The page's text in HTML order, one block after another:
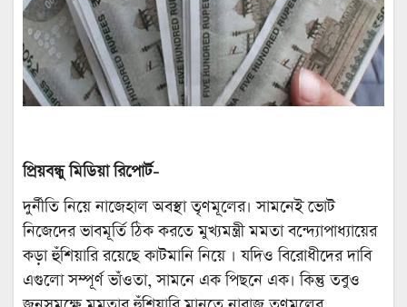
প্রিয়বন্ধু মিডিয়া রিপোর্ট-
দুর্নীতি নিয়ে নাজেহাল অবস্থা তৃণমূলের। সামনেই ভোট
নিজেদের ভাবমূর্তি ঠিক করতে মুখ্যমন্ত্রী মমতা বন্দ্যোপাধ্যায়ের
কড়া হুঁশিয়ারি রয়েছে কাটমানি নিয়ে । যদিও বিরোধীদের দাবি
এগুলো সম্পূর্ণ ভাঁওতা, সামনে এক পিছনে এক। কিন্তু তবুও